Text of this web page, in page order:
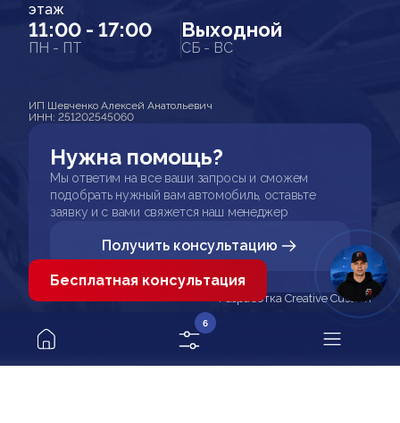
этаж
11:00 - 17:00
ПН - ПТ
Выходной
СБ - ВС
ИП Шевченко Алексей Анатольевич
ИНН: 251202545060
Нужна помощь?
Мы ответим на все ваши запросы и сможем
подобрать нужный вам автомобиль, оставьте
заявку и с вами свяжется наш менеджер
Получить консультацию
Разработка Creative Custom
6
Бесплатная консультация